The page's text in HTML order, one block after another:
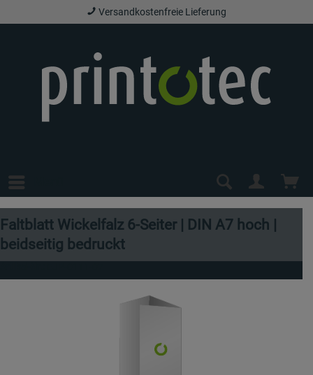
Versandkostenfreie Lieferung
Faltblatt Wickelfalz 6-Seiter | DIN A7 hoch |
beidseitig bedruckt